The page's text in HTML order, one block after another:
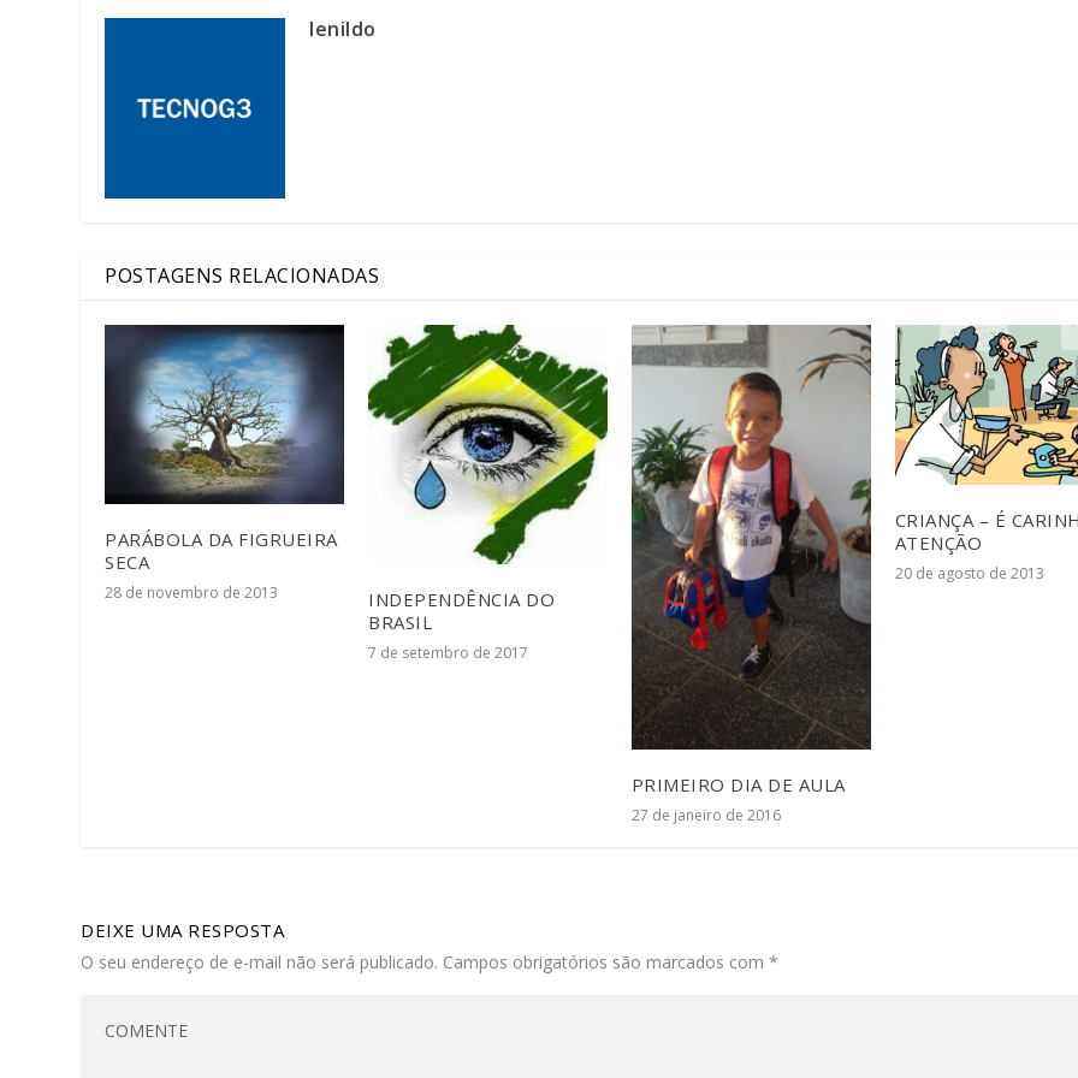
lenildo
POSTAGENS RELACIONADAS
PARÁBOLA DA FIGRUEIRA
SECA
28 de novembro de 2013
INDEPENDÊNCIA DO
BRASIL
7 de setembro de 2017
PRIMEIRO DIA DE AULA
27 de janeiro de 2016
CRIANÇA – É
ATENÇÃO
20 de agosto de 2013
DEIXE UMA RESPOSTA
O seu endereço de e-mail não será publicado. Campos obrigatórios são marcados com*